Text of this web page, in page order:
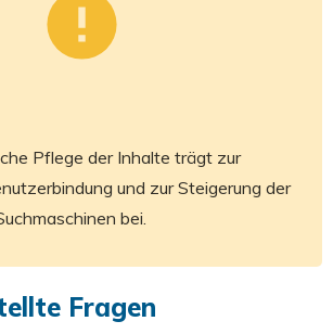
Pflege der Inhalte trägt zur
und zur Steigerung der
bei.
Fragen